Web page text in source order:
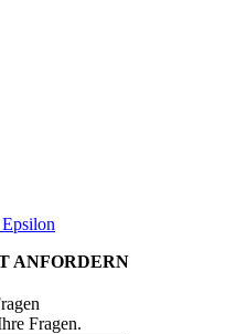
ANFORDERN
Fragen.